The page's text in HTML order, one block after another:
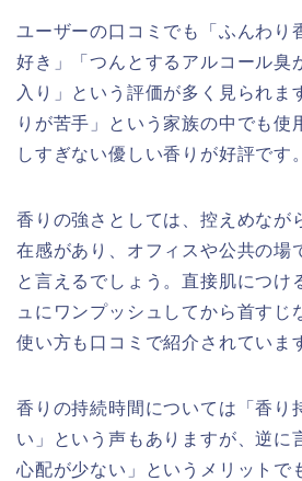
ユーザーの口コミでも「ふんわり
好き」「つんとするアルコール臭
入り」という評価が多く見られま
りが苦手」という家族の中でも使
しすぎない優しい香りが好評です。
香りの強さとしては、控えめなが
在感があり、オフィスや公共の場
と言えるでしょう。直接肌につけ
ュにワンプッシュしてから首すじ
使い方も口コミで紹介されていま
香りの持続時間については「香り
い」という声もありますが、逆に
心配が少ない」というメリットで